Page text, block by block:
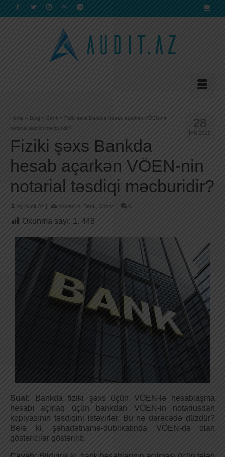
28
İYN 2018
Home » Blog » Bank » Fiziki şəxs Bankda hesab açarkən VÖEN-nin
notarial təsdiqi məcburidir?
Fiziki şəxs Bankda
hesab açarkən VÖEN-nin
notarial təsdiqi məcburidir?
by Audit.Az | posted in: Bank Xəbər | 0
Oxunma sayı: 1. 448
Sual: Bankda fiziki şəxs üçün VÖEN-lə hesablaşma
hesabı açmaq üçün bankdan VÖEN-in notariusdan
kopiyasının təsdiqini istəyirlər. Bu nə dərəcədə düzdür?
Belə ki, şəhadətnamə-dublikatında VÖEN-də olan
göstəricilər göstərilib.